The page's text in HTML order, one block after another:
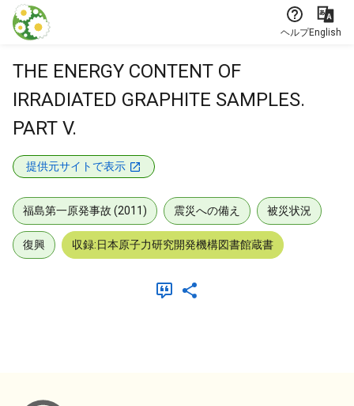
本文に飛ぶ
ヘルプEnglish
THE ENERGY CONTENT OF
IRRADIATED GRAPHITE SAMPLES.
PART V.
提供元サイトで表示
福島第一原発事故 (2011) 震災への備え 被災状況
復興 収録:日本原子力研究開発機構図書館蔵書